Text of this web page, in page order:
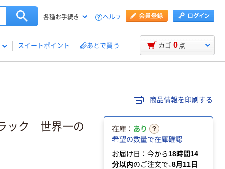
各種お手続き ヘルプ
スイートポイント あとで買う カゴ 0 点
商品情報を印刷する
ック 世界一の 在庫： あり
希望の数量で在庫確認
お届け日：今から18時間14
分以内のご注文で、8月11日